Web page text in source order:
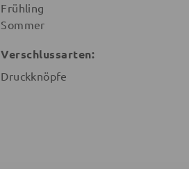
Frühling
Sommer
Verschlussarten:
Druckknöpfe